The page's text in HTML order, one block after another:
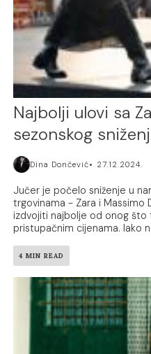
Najbolji ulovi sa
sezonskog
Dina Dončević 27.12.2024.
Jučer je počelo sniženje u
trgovinama - Zara i Massimo
izdvojiti najbolje od onog
pristupačnim cijenama. Iako
4 MIN READ